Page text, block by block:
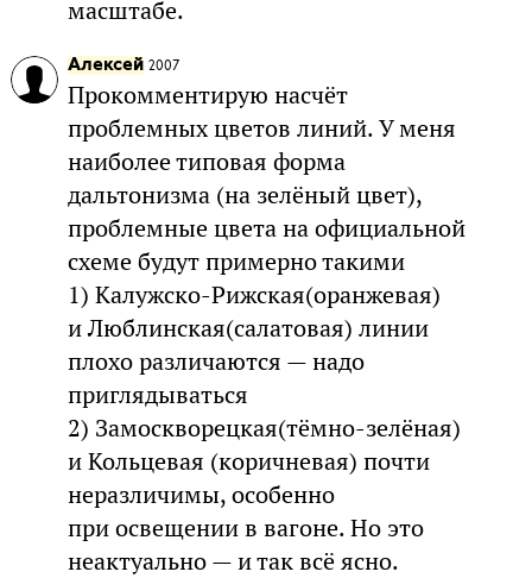
масштабе.
Алексей 2007
Прокомментирую насчёт
проблемных цветов линий. У меня
наиболее типовая форма
дальтонизма (на зелёный цвет),
проблемные цвета на официальной
схеме будут примерно такими
1) Калужско-Рижская(оранжевая)
и Люблинская(салатовая) линии
плохо различаются — надо
приглядываться
2) Замоскворецкая(тёмно-зелёная)
и Кольцевая (коричневая) почти
неразличимы, особенно
при освещении в вагоне. Но это
неактуально — и так всё ясно.